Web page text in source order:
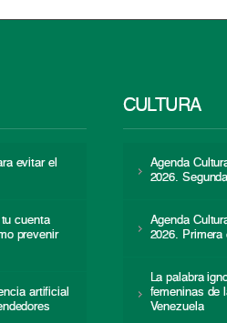
evitar el
cuenta
prevenir
artificial
CULTURA
Agenda
2026.
Agenda
2026. Primera
La palabra
femeninas de
Venezuela